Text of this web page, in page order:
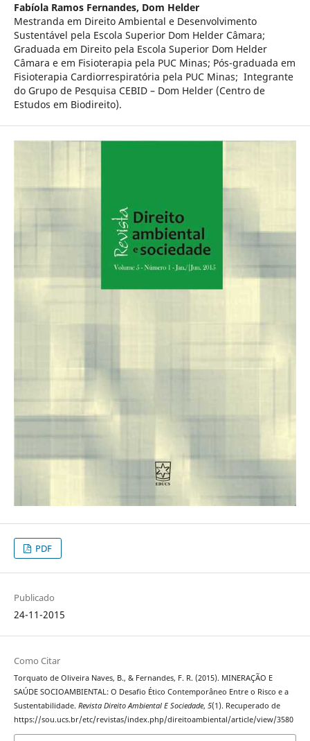
Fabíola Ramos Fernandes, Dom Helder
Mestranda em Direito Ambiental e Desenvolvimento
Sustentável pela Escola Superior Dom Helder Câmara;
Graduada em Direito pela Escola Superior Dom Helder
Câmara e em Fisioterapia pela PUC Minas; Pós-graduada em
Fisioterapia Cardiorrespiratória pela PUC Minas; Integrante
do Grupo de Pesquisa CEBID – Dom Helder (Centro de
Estudos em Biodireito).
PDF
Publicado
24-11-2015
Como Citar
Torquato de Oliveira Naves, B., & Fernandes, F. R. (2015). MINERAÇÃO E
SAÚDE SOCIOAMBIENTAL: O Desafio Ético Contemporâneo Entre o Risco e a
Sustentabilidade. Revista Direito Ambiental E Sociedade, 5(1). Recuperado de
https://sou.ucs.br/etc/revistas/index.php/direitoambiental/article/view/3580